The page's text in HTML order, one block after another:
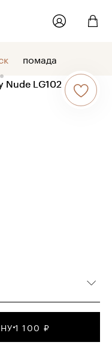
помада
1 100 ₽